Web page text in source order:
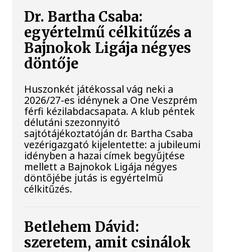
Dr. Bartha Csaba:
egyértelmű célkitűzés a
Bajnokok Ligája négyes
döntője
Huszonkét játékossal vág neki a
2026/27-es idénynek a One Veszprém
férfi kézilabdacsapata. A klub péntek
délutáni szezonnyitó
sajtótájékoztatóján dr. Bartha Csaba
vezérigazgató kijelentette: a jubileumi
idényben a hazai címek begyűjtése
mellett a Bajnokok Ligája négyes
döntőjébe jutás is egyértelmű
célkitűzés.
Betlehem Dávid:
szeretem, amit csinálok